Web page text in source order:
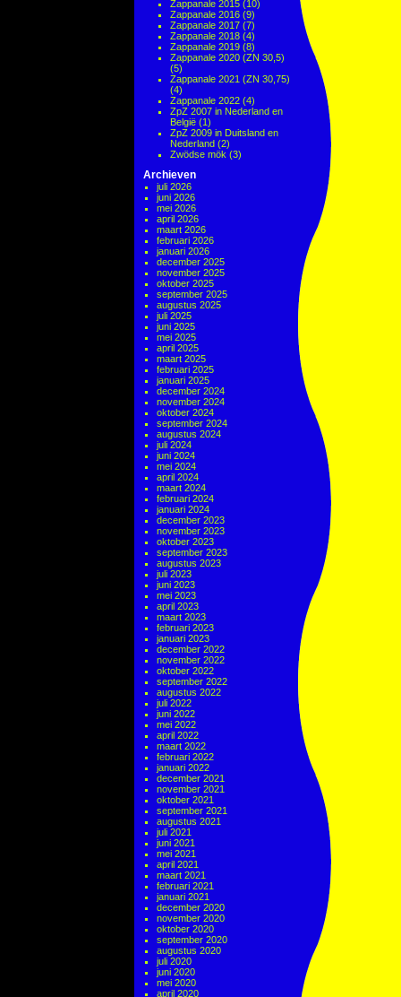
Zappanale 2015 (10)
Zappanale 2016 (9)
Zappanale 2017 (7)
Zappanale 2018 (4)
Zappanale 2019 (8)
Zappanale 2020 (ZN 30,5)
(5)
Zappanale 2021 (ZN 30,75)
(4)
Zappanale 2022 (4)
ZpZ 2007 in Nederland en
België (1)
ZpZ 2009 in Duitsland en
Nederland (2)
Zwödse mök (3)
Archieven
juli 2026
juni 2026
mei 2026
april 2026
maart 2026
februari 2026
januari 2026
december 2025
november 2025
oktober 2025
september 2025
augustus 2025
juli 2025
juni 2025
mei 2025
april 2025
maart 2025
februari 2025
januari 2025
december 2024
november 2024
oktober 2024
september 2024
augustus 2024
juli 2024
juni 2024
mei 2024
april 2024
maart 2024
februari 2024
januari 2024
december 2023
november 2023
oktober 2023
september 2023
augustus 2023
juli 2023
juni 2023
mei 2023
april 2023
maart 2023
februari 2023
januari 2023
december 2022
november 2022
oktober 2022
september 2022
augustus 2022
juli 2022
juni 2022
mei 2022
april 2022
maart 2022
februari 2022
januari 2022
december 2021
november 2021
oktober 2021
september 2021
augustus 2021
juli 2021
juni 2021
mei 2021
april 2021
maart 2021
februari 2021
januari 2021
december 2020
november 2020
oktober 2020
september 2020
augustus 2020
juli 2020
juni 2020
mei 2020
april 2020